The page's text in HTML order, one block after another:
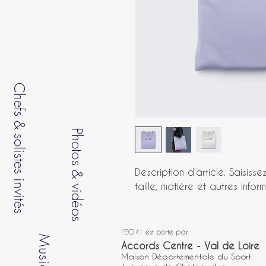
Description d'article.
taille, matière et autres
Chefs & solistes invités Photos
&
vidéos
l'EO41 est porté par
Accords Centre - Val de Loire
Maison Départementale du Sport